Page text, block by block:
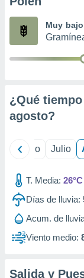
publicidad
1199
Muy bajo
¿Qué
agosto?
Junio Julio
T. Media: 26°C
Días de lluvia:
Acum. de
Viento medio:
Salida y